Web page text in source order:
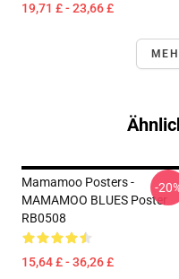
19,71 £ - 23,66 £
Mamamoo Posters -
MAMAMOO BLUES Poster
RB0508
15,64 £ - 36,26 £
-